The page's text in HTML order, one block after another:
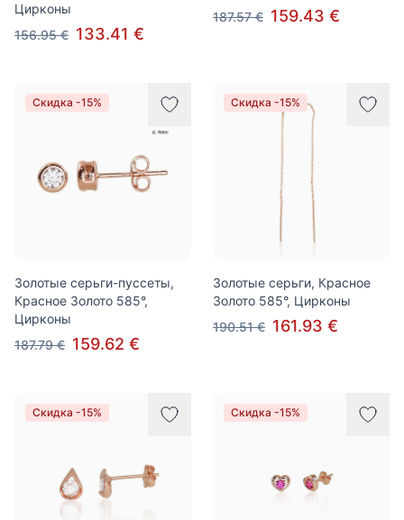
Цирконы
156.95 € 133.41 €
187.57 € 159.43 €
Скидка -15%
Золотые серьги-пуссеты,
Красное Золото 585°,
Цирконы
187.79 € 159.62 €
Скидка -15%
Золотые серьги, Красное
Золото 585°, Цирконы
190.51 € 161.93 €
Скидка -15% Скидка -15%